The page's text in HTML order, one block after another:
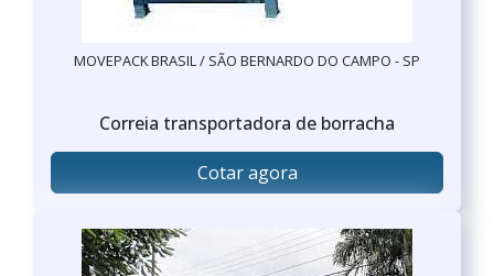
MOVEPACK BRASIL / SÃO BERNARDO DO CAMPO - SP
Correia transportadora de borracha
Cotar agora